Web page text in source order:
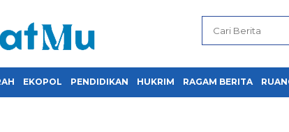
EKOPOL PENDIDIKAN HUKRIM RAGAM BERITA